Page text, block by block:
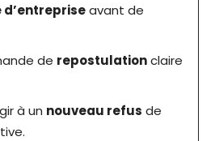
avant de
de repostulationclaire
à un nouveau refus de